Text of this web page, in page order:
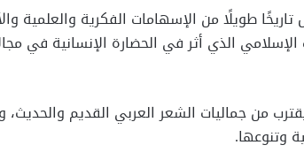
تاريخًا طويلًا من الإسهامات الفكرية والعلمية
الإسلامي الذي أثر في الحضارة الإنسانية في
من جماليات الشعر العربي القديم
وتنوعها.